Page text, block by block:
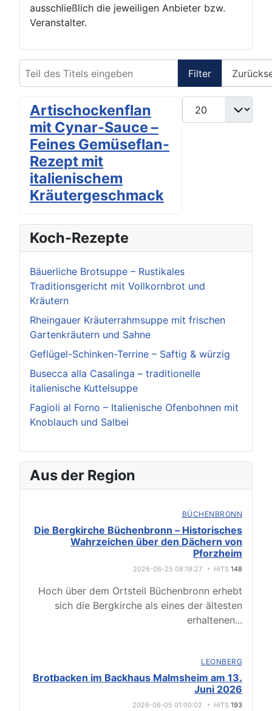
ausschließlich die jeweiligen Anbieter bzw.
Veranstalter.
Filter
Anzeige #
Artischockenflan
mit Cynar-Sauce –
Feines Gemüseflan-
Rezept mit
italienischem
Kräutergeschmack
Koch-Rezepte
Bäuerliche Brotsuppe – Rustikales
Traditionsgericht mit Vollkornbrot und
Kräutern
Rheingauer Kräuterrahmsuppe mit frischen
Gartenkräutern und Sahne
Geflügel-Schinken-Terrine – Saftig & würzig
Busecca alla Casalinga – traditionelle
italienische Kuttelsuppe
Fagioli al Forno – Italienische Ofenbohnen mit
Knoblauch und Salbei
Aus der Region
BÜCHENBRONN
Die Bergkirche Büchenbronn – Historisches
Wahrzeichen über den Dächern von
Pforzheim
2026-06-25 08:19:27 HITS 148
Hoch über dem Ortsteil Büchenbronn erhebt
sich die Bergkirche als eines der ältesten
erhaltenen...
LEONBERG
Brotbacken im Backhaus Malmsheim am 13.
Juni 2026
2026-06-05 01:00:02 HITS 193